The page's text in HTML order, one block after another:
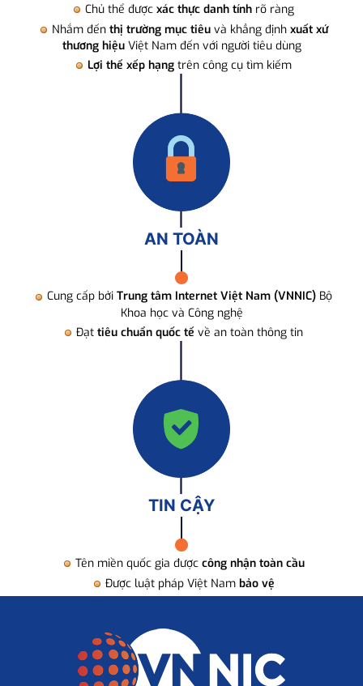
Chủ thể được xác thực danh tính rõ ràng
Nhắm đến thị trường mục tiêuvà khẳng định xuất xứ
thương hiệuViệt Nam đến với người tiêu dùng
Lợi thế xếp hạng trên công cụ tìm kiếm
AN TOÀN
Cung cấp bởi Trung tâm Internet Việt Nam (VNNIC) Bộ
Khoa học và Công nghệ
Đạt tiêu chuẩn quốc tế về an toàn thông tin
TIN CẬY
Tên miền quốc gia được công nhận toàn cầu
Được luật pháp Việt Nam bảo vệ